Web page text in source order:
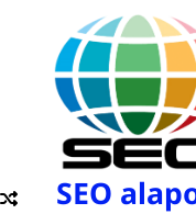
content
SEO